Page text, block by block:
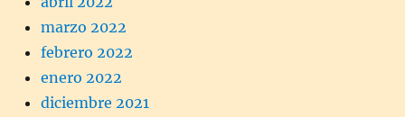
marzo 2022
febrero 2022
enero 2022
diciembre 2021